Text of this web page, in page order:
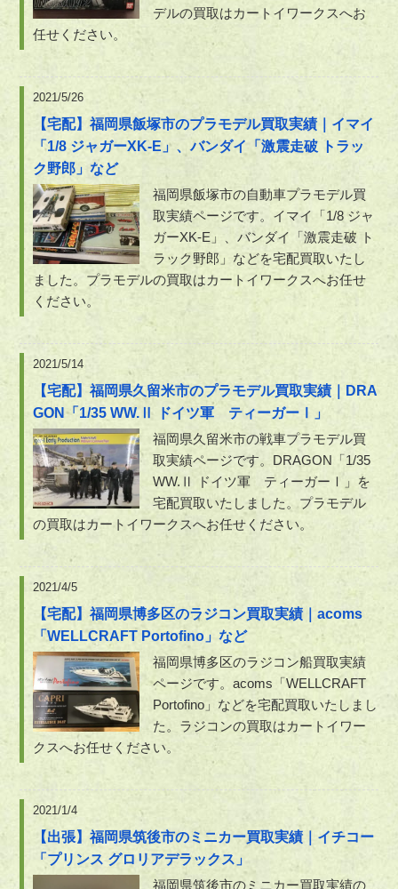
デルの買取はカートイワークスへお
任せください。
2021/5/26
【宅配】福岡県飯塚市のプラモデル買取実績｜イマイ
「1/8 ジャガーXK-E」、バンダイ「激震走破 トラッ
ク野郎」など
福岡県飯塚市の自動車プラモデル買
取実績ページです。イマイ「1/8 ジャ
ガーXK-E」、バンダイ「激震走破 ト
ラック野郎」などを宅配買取いたし
ました。プラモデルの買取はカートイワークスへお任せ
ください。
2021/5/14
【宅配】福岡県久留米市のプラモデル買取実績｜DRA
GON「1/35 WW.Ⅱ ドイツ軍 ティーガーⅠ」
福岡県久留米市の戦車プラモデル買
取実績ページです。DRAGON「1/35
WW.Ⅱ ドイツ軍 ティーガーⅠ」を
宅配買取いたしました。プラモデル
の買取はカートイワークスへお任せください。
2021/4/5
【宅配】福岡県博多区のラジコン買取実績｜acoms
「WELLCRAFT Portofino」など
福岡県博多区のラジコン船買取実績
ページです。acoms「WELLCRAFT
Portofino」などを宅配買取いたしまし
た。ラジコンの買取はカートイワー
クスへお任せください。
2021/1/4
【出張】福岡県筑後市のミニカー買取実績｜イチコー
「プリンス グロリアデラックス」
福岡県筑後市のミニカー買取実績の